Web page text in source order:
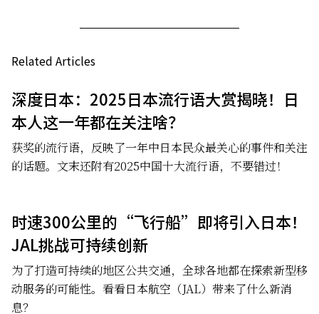
Related Articles
深度日本：2025日本流行语大赏揭晓！日
本人这一年都在关注啥？
获奖的流行语，反映了一年中日本民众最关心的事件和关注
的话题。文末还附有2025中国十大流行语，不要错过！
时速300公里的“飞行船”即将引入日本！
JAL挑战可持续创新
为了打造可持续的地区公共交通，全球各地都在探索新型移
动服务的可能性。看看日本航空（JAL）带来了什么新消
息？